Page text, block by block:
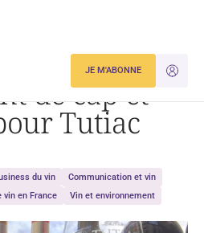
JE
JE M'ABONNE
pour Tutiac
de cap et
Tutiac
du vin
Communication et vin
vin en France Vin et environnement